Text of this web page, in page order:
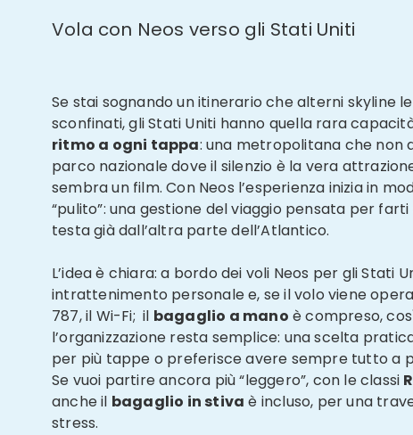
Vola con Neos verso gli Stati Uniti
Se stai sognando un itinerario che alterni skyline
sconfinati, gli Stati Uniti hanno quella rara
ritmo a ogni tappa: una metropolitana che non
parco nazionale dove il silenzio è la vera
sembra un film. Con Neos l’esperienza inizia in
“pulito”: una gestione del viaggio pensata per
testa già dall’altra parte dell’Atlantico.
L’idea è chiara: a bordo dei voli Neos per gli Stati
intrattenimento personale e, se il volo viene
787, il Wi-Fi; il bagaglio a mano è compreso,
l’organizzazione resta semplice: una scelta
per più tappe o preferisce avere sempre tutto a
Se vuoi partire ancora più “leggero”, con le classi
anche il bagaglio in stiva è incluso, per una
stress.